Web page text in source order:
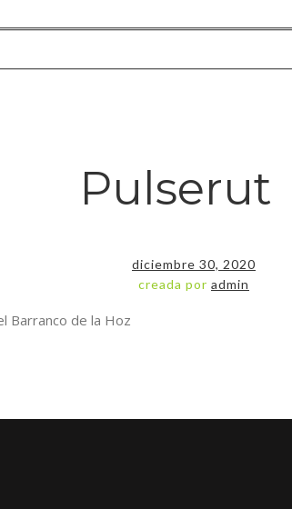
Pulserut
diciembre 30, 2020
creada por admin
Barranco de la Hoz